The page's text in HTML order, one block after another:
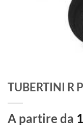
TUBERTINI R
A partire da